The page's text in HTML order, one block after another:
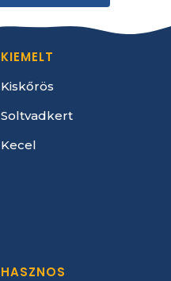
KIEMELT
Kiskőrös
Soltvadkert
Kecel
HASZNOS